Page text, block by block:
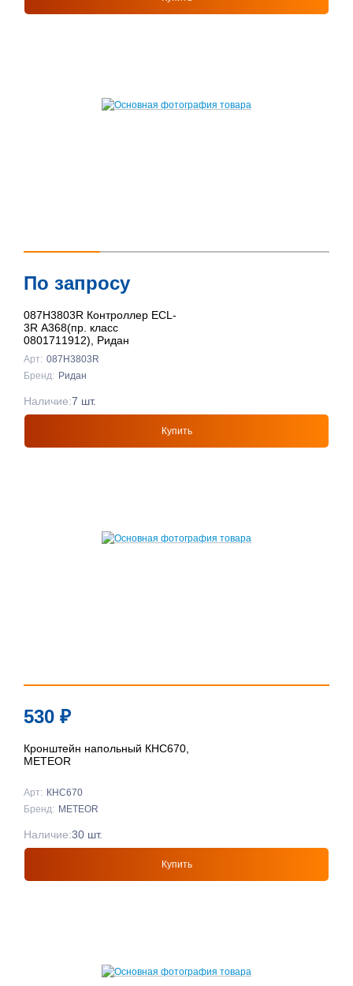
По запросу
087H3803R Контроллер ECL-
3R A368(пр. класс
0801711912), Ридан
Арт: 087H3803R
Бренд: Ридан
Купить
Наличие:7 шт.
530 ₽
Кронштейн напольный КНС670,
METEOR
Арт: КНС670
Бренд: METEOR
Купить
Наличие:30 шт.